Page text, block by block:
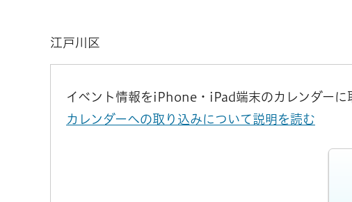
江戸川区
イベント情報をiPhone・iPad端末のカレンダーに
カレンダーへの取り込みについて説明を読む